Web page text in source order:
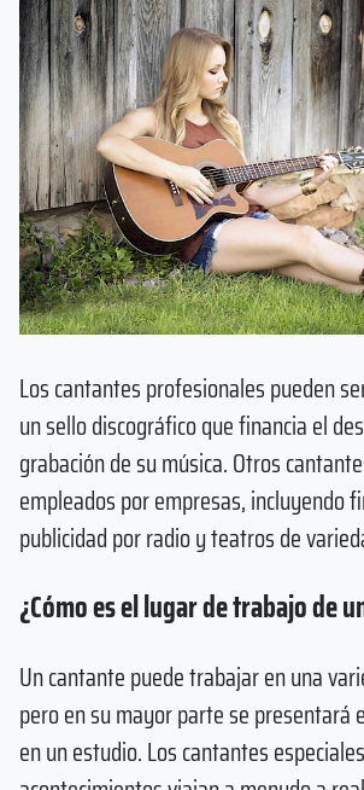
Los cantantes profesionales pueden
un sello discográfico que financia el
grabación de su música. Otros
empleados por empresas, incluyendo
publicidad por radio y teatros de
¿Cómo es el lugar de trabajo de
Un cantante puede trabajar en una
pero en su mayor parte se presentará
en un estudio. Los cantantes